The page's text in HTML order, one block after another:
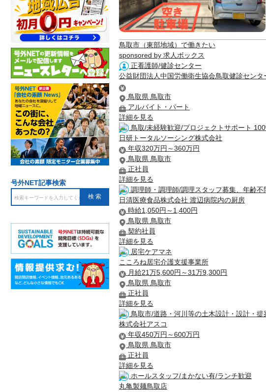
鳥取市（東部地域）で働きたい
sponsored by 求人ボックス
正看護師/健診センター
公益財団法人中国労働衛生協会鳥取健診センタ
鳥取県 鳥取市
アルバイト・パート
詳細を見る
鳥取/未経験歓迎/プロジェクトサポート
日研トータルソーシング株式会社
年収320万円～360万円
鳥取県 鳥取市
正社員
詳細を見る
調理師・調理師/調理スタッフ募集、年齢不
日清医療食品株式会社 渡辺病院内の厨房
時給1,050円～1,400円
鳥取県 鳥取市
契約社員
詳細を見る
居宅ケアマネ
こころね居宅介護支援事業所
月給21万5,600円～31万9,300円
鳥取県 鳥取市
正社員
詳細を見る
鳥取市/道路・河川等の土木設計・設計・
株式会社アスコ
年収450万円～600万円
鳥取県 鳥取市
正社員
詳細を見る
ホールスタッフ/まかない有/ランチ歓迎
丸亀製麺鳥取店
号外NET記事検索